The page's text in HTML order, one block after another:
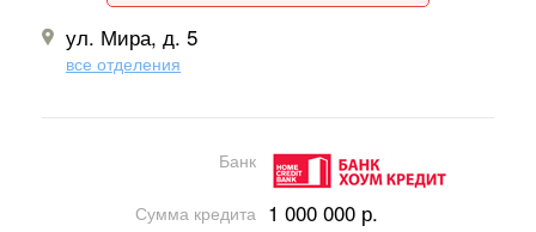
ул. Мира, д. 5
все отделения
Банк
Сумма кредита 1 000 000 р.